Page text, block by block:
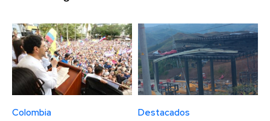
Colombia Destacados